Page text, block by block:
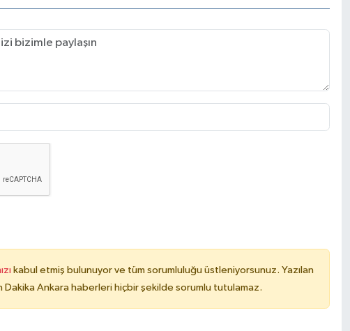
kabul etmiş bulunuyor ve tüm sorumluluğu üstleniyorsunuz. Yazılan
Dakika Ankara haberleri hiçbir şekilde sorumlu tutulamaz.